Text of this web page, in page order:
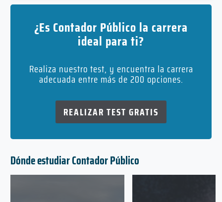
¿Es Contador Público la carrera
ideal para ti?
Realiza nuestro test, y encuentra la carrera
adecuada entre más de 200 opciones.
REALIZAR TEST GRATIS
Dónde estudiar Contador Público